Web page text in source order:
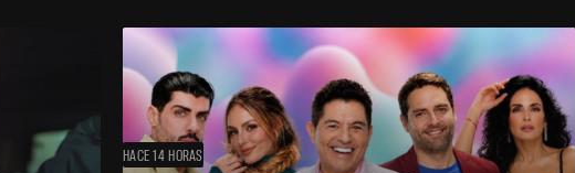
HACE 14 HORAS